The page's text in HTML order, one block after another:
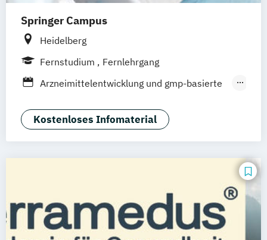
Springer Campus
Heidelberg
Fernstudium
Fernlehrgang
Arzneimittelentwicklung und gmp-basierte
Arzneimittelzulassung und
Arzneimittelsicherheit
Branchenwissen Pharma: Marketing und
Recht
Chemie
Kostenloses Infomaterial